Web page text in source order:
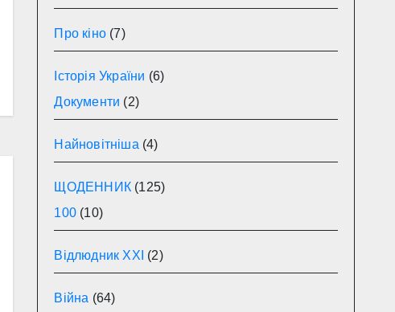
Про кіно(7)
Історія України (6)
Документи (2)
Найновітніша (4)
ЩОДЕННИК(125)
100(10)
Відлюдник XXI (2)
Війна (64)